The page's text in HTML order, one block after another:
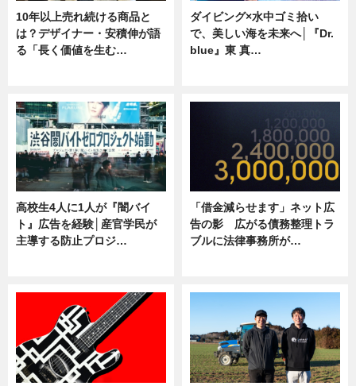
10年以上売れ続ける商品と
は？デザイナー・安積伸が語
る「長く価値を生む…
ダイビング×水中ゴミ拾い
で、美しい海を未来へ│『Dr.
blue』東 真…
高校生4人に1人が『闇バイ
ト』広告を経験│産官学民が
主導する防止プロジ…
「借金減らせます」ネット広
告の影 広がる債務整理トラ
ブルに法律事務所が…